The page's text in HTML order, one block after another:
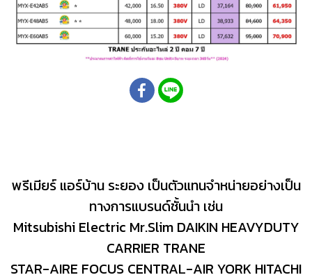
พรีเมียร์ แอร์บ้าน ระยอง เป็นตัวแทนจำหน่ายอย่างเป็น
ทางการแบรนด์ชั้นนำ เช่น
Mitsubishi Electric Mr.Slim DAIKIN HEAVYDUTY
CARRIER TRANE
STAR-AIRE FOCUS CENTRAL-AIR YORK HITACHI